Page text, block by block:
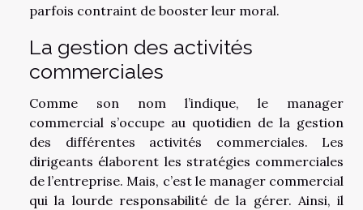
parfois contraint de booster leur moral.
La gestion des activités
commerciales
Comme son nom l’indique, le manager
commercial s’occupe au quotidien de la gestion
des différentes activités commerciales. Les
dirigeants élaborent les stratégies commerciales
de l’entreprise. Mais, c’est le manager commercial
qui la lourde responsabilité de la gérer. Ainsi, il